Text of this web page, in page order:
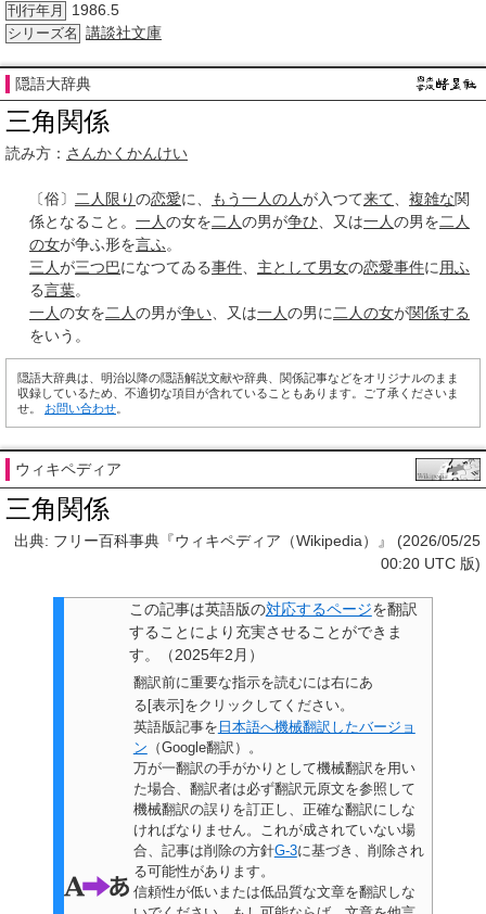
刊行年月 1986.5
シリーズ名 講談社文庫
隠語大辞典
三角関係
読み方： さんかくかんけい
〔俗〕 二人 限りの恋愛に、 もう一人の人が入つて来て 複雑な関
係となること。 一人の女を二人の男が争ひ 、又は一人の男を二人
の女が争ふ形を言ふ。
三人が三つ巴になつてゐる事件 主として男女の恋愛事件に 用ふ
る言葉。
一人の女を二人の男が争い 、又は一人の男に 二人の女が関係する
をいう。
隠語大辞典は、明治以降の隠語解説文献や辞典、関係記事などをオリジナルのまま
収録しているため、不適切な項目が含れていることもあります。ご了承くださいま
せ。 お問い合わせ
ウィキペディア
三角関係
出典: フリー百科事典『ウィキペディア（Wikipedia）』 (2026/05/25
00:20 UTC 版)
この記事は英語版の対応するページを翻訳
することにより充実させることができま
す。
（2025年2月 ）
翻訳前に重要な指示を読むには右にあ
る[表示]をクリックしてください。
英語版記事を 日本語へ機械翻訳したバージョ
ン （Google翻訳）。
万が一翻訳の手がかりとして機械翻訳を用い
た場合、翻訳者は必ず翻訳元原文を参照して
機械翻訳の誤りを訂正し、正確な翻訳にしな
ければなりません。これが成されていない場
合、 記事は削除の方針G-3に基づき、削除され
る可能性があります。
信頼性が低いまたは低品質な文章を翻訳しな